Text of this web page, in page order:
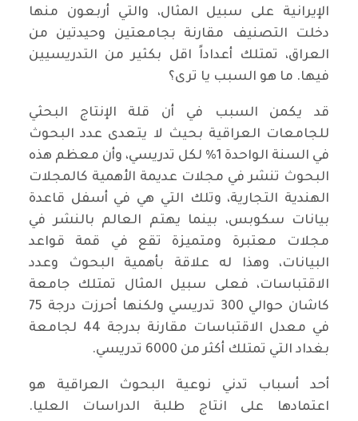
الإيرانية على سبيل المثال، والتي أربعون منها
دخلت التصنيف مقارنة بجامعتين وحيدتين من
العراق، تمتلك أعداداً اقل بكثير من التدريسيين
فيها. ما هو السبب يا ترى؟
قد يكمن السبب في أن قلة الإنتاج البحثي
للجامعات العراقية بحيث لا يتعدى عدد البحوث
في السنة الواحدة 1% لكل تدريسي، وأن معظم هذه
البحوث تنشر في مجلات عديمة الأهمية كالمجلات
الهندية التجارية، وتلك التي هي في أسفل قاعدة
بيانات سكوبس، بينما يهتم العالم بالنشر في
مجلات معتبرة ومتميزة تقع في قمة قواعد
البيانات، وهذا له علاقة بأهمية البحوث وعدد
الاقتباسات، فعلى سبيل المثال تمتلك جامعة
كاشان حوالي 300 تدريسي ولكنها أحرزت درجة 75
في معدل الاقتباسات مقارنة بدرجة 44 لجامعة
بغداد التي تمتلك أكثر من 6000 تدريسي.
أحد أسباب تدني نوعية البحوث العراقية هو
اعتمادها على انتاج طلبة الدراسات العليا.